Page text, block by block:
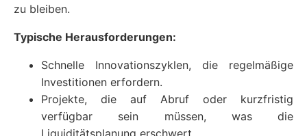
zu bleiben.
Typische Herausforderungen:
Schnelle Innovationszyklen, die regelmäßige
Investitionen erfordern.
Projekte, die auf Abruf oder kurzfristig
verfügbar sein müssen, was die
Liquiditätsplanung erschwert.